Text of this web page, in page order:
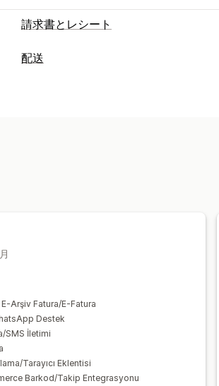
請求書とレシート
ドキュメントタイプ
配送
Arşiv Fatura/E-Fatura
Destek
SMS İletimi
Tarayıcı Eklentisi
Barkod/Takip Entegrasyonu